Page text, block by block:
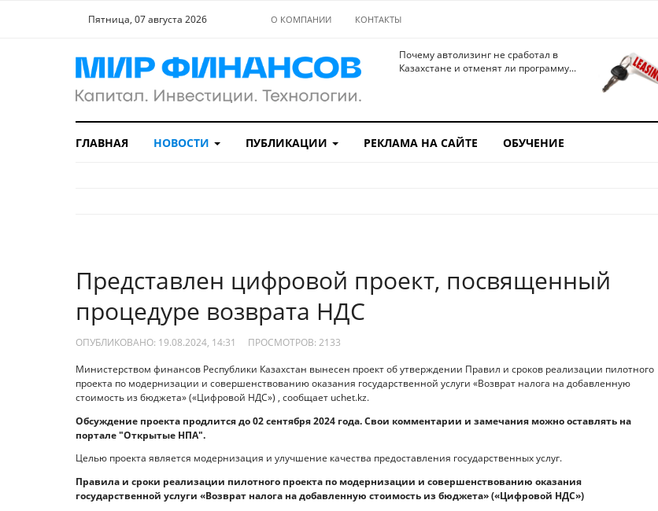
Пятница, 07 августа 2026 О КОМПАНИИ КОНТАКТЫ
Почему автолизинг не сработал в
Казахстане и отменят ли программу...
ГЛАВНАЯ НОВОСТИ ПУБЛИКАЦИИ РЕКЛАМА НА САЙТЕ ОБУЧЕНИЕ
Представлен цифровой проект, посвященный
процедуре возврата НДС
ОПУБЛИКОВАНО: 19.08.2024, 14:31 ПРОСМОТРОВ: 2133
Министерством финансов Республики Казахстан вынесен проект об утверждении Правил и сроков реализации пилотного
проекта по модернизации и совершенствованию оказания государственной услуги «Возврат налога на добавленную
стоимость из бюджета» («Цифровой НДС») , сообщает uchet.kz.
Обсуждение проекта продлится до 02 сентября 2024 года. Свои комментарии и замечания можно оставлять на
портале "Открытые НПА".
Целью проекта является модернизация и улучшение качества предоставления государственных услуг.
Правила и сроки реализации пилотного проекта по модернизации и совершенствованию оказания
государственной услуги «Возврат налога на добавленную стоимость из бюджета» («Цифровой НДС»)